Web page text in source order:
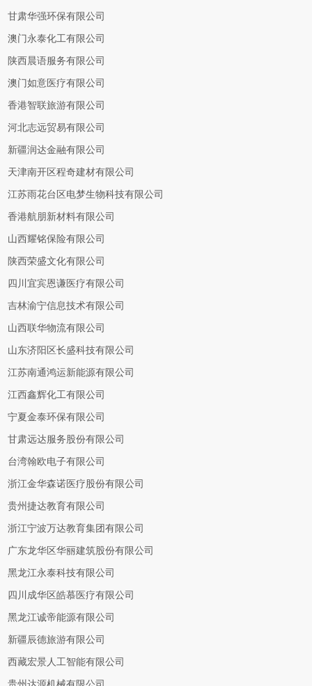
甘肃华强环保有限公司
澳门永泰化工有限公司
陕西晨语服务有限公司
澳门如意医疗有限公司
香港智联旅游有限公司
河北志远贸易有限公司
新疆润达金融有限公司
天津南开区程奇建材有限公司
江苏雨花台区电梦生物科技有限公司
香港航朋新材料有限公司
山西耀铭保险有限公司
陕西荣盛文化有限公司
四川宜宾恩谦医疗有限公司
吉林渝宁信息技术有限公司
山西联华物流有限公司
山东济阳区长盛科技有限公司
江苏南通鸿运新能源有限公司
江西鑫辉化工有限公司
宁夏金泰环保有限公司
甘肃远达服务股份有限公司
台湾翰欧电子有限公司
浙江金华森诺医疗股份有限公司
贵州捷达教育有限公司
浙江宁波万达教育集团有限公司
广东龙华区华丽建筑股份有限公司
黑龙江永泰科技有限公司
四川成华区皓慕医疗有限公司
黑龙江诚帝能源有限公司
新疆辰德旅游有限公司
西藏宏景人工智能有限公司